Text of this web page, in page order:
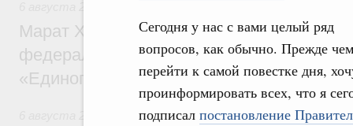
Сегодня у нас с вами целый ряд
вопросов, как обычно. Прежде чем
перейти к самой повестке дня,
проинформировать всех, что я
подписал постановление
Марат Хуснуллин: Более 130
федерального значения построено под
«Единого заказчика»
Национальный проект «Инфраструктура